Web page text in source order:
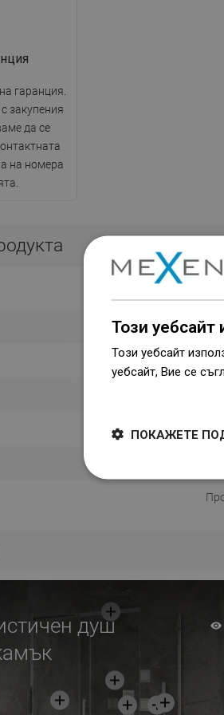
гаранция.
закупения
да се
на номера
Инструкция
душ
Този уебсайт
Този уебсайт
уебсайт, Вие се
ПОКАЖЕТЕ